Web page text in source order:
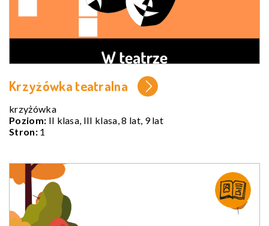
Krzyżówka teatralna
krzyżówka
Poziom: II klasa, III klasa, 8 lat, 9 lat
Stron:1